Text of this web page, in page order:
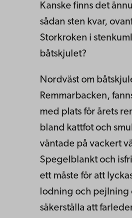
Kanske finns det
sådan sten kvar,
Storkroken i
båtskjulet?
Nordväst om
Remmarbacken,
med plats för årets
bland kattfot och
väntade på vackert
Spegelblankt och
ett måste för att
lodning och pejlning
säkerställa att